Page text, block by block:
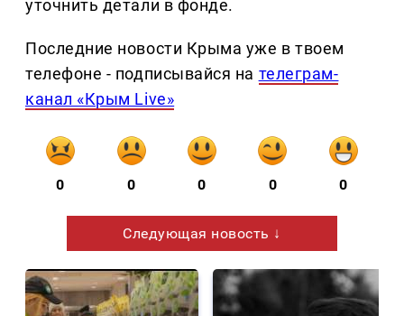
уточнить детали в фонде.
Последние новости Крыма уже в твоем
телефоне - подписывайся на телеграм-
канал «Крым Live»
0 0 0 0 0
Следующая новость ↓